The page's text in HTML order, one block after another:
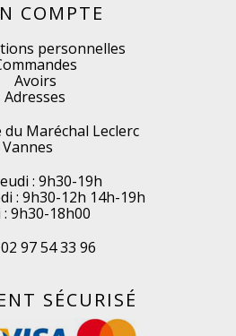
COMPTE
personnelles
Avoirs
Adresses
du Maréchal Leclerc
: 9h30-19h
: 9h30-12h 14h-19h
: 9h30-18h00
02 97 54 33 96
SÉCURISÉ